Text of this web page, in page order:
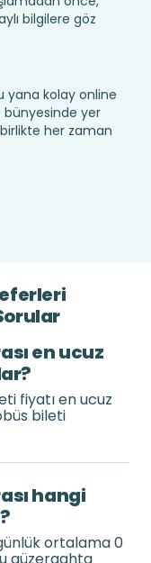
bilgilere göz
yana kolay online
yer
her zaman
en ucuz
fiyatı en ucuz
bileti
hangi
ortalama 0